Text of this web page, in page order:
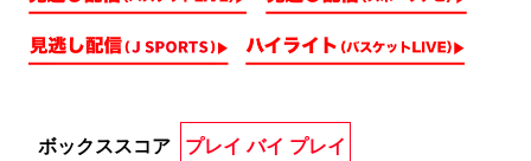
ボックススコア プレイ バイ プレイ